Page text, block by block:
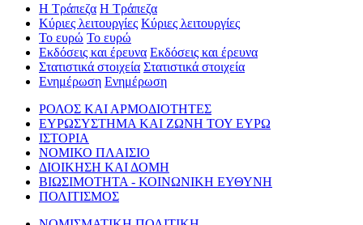
Η Τράπεζα Η Τράπεζα
Κύριες λειτουργίες Κύριες λειτουργίες
Το ευρώ Το ευρώ
Εκδόσεις και έρευνα Εκδόσεις και έρευνα
Στατιστικά στοιχεία Στατιστικά στοιχεία
Ενημέρωση Ενημέρωση
ΡΟΛΟΣ ΚΑΙ ΑΡΜΟΔΙΟΤΗΤΕΣ
ΕΥΡΩΣΥΣΤΗΜΑ ΚΑΙ ΖΩΝΗ ΤΟΥ ΕΥΡΩ
ΙΣΤΟΡΙΑ
ΝΟΜΙΚΟ ΠΛΑΙΣΙΟ
ΔΙΟΙΚΗΣΗ ΚΑΙ ΔΟΜΗ
ΒΙΩΣΙΜΟΤΗΤΑ - ΚΟΙΝΩΝΙΚΗ ΕΥΘΥΝΗ
ΠΟΛΙΤΙΣΜΟΣ